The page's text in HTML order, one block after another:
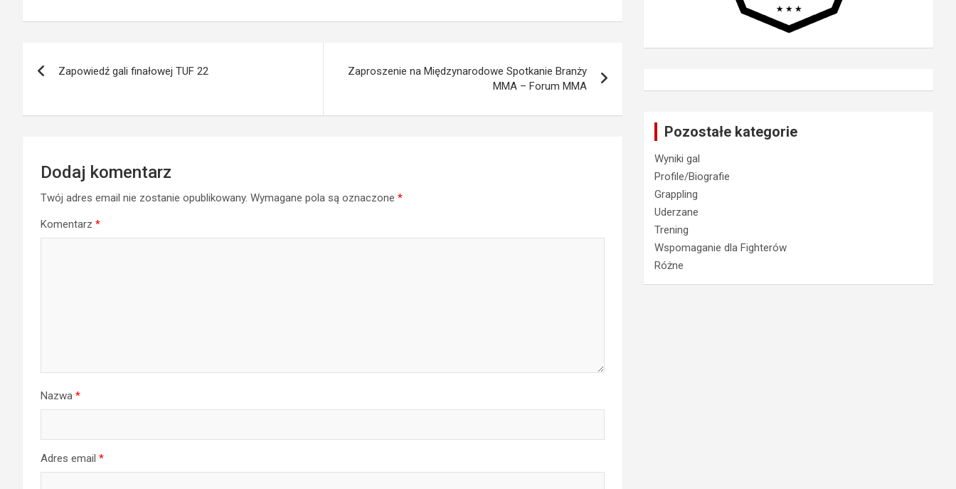
wpisu
Zapowiedź gali finałowej TUF 22
Zaproszenie na Międzynarodowe Spotkanie Branży
MMA – Forum MMA
Dodaj komentarz
Twój adres email nie zostanie opublikowany. Wymagane pola są oznaczone *
Komentarz *
Nazwa *
Adres email *
Pozostałe kategorie
Wyniki gal
Profile/Biografie
Grappling
Uderzane
Trening
Wspomaganie dla Fighterów
Różne